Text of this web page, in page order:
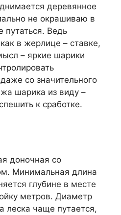
деревянное
не окрашиваю в
путаться. Ведь
в жерлице – ставке,
– яркие шарики
со значительного
шарика из виду –
к сработке.
доночная со
Минимальная длина
глубине в месте
метров. Диаметр
леска чаще путается,